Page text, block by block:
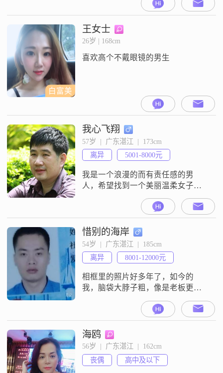
白富美
王女士
26岁 | 168cm
喜欢高个不戴眼镜的男生
我心飞翔
57岁  |  广东湛江  |  173cm
离异
5001-8000元
我是一个浪漫的而有责任感的男
人，希望找到一个美丽温柔女子一
起建设一个幸福安全的家庭
惜别的海岸
54岁  |  广东湛江  |  185cm
离异
8001-12000元
相框里的照片好多年了，如今的
我，脑袋大脖子粗，像是老板更像
伙夫，虽然现实是残酷的，但依然
向往美好。曾经渴望自己是一名军
人。怒吼一声斩倭寇，护佑家国壮
山河。岁月如歌，再回首，笑中带
泪。世间的事不可测，难预料，一
笑而过对情感的意愿寄托一首歌中
释然，一首“情歌赛过春江水”。两情
海鸥
56岁  |  广东湛江  |  162cm
丧偶
高中及以下